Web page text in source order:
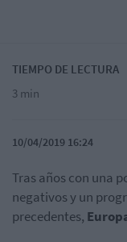
TIEMPO DE LECTURA
3 min
10/04/2019 16:24
Tras años con una
negativos y un
precedentes,